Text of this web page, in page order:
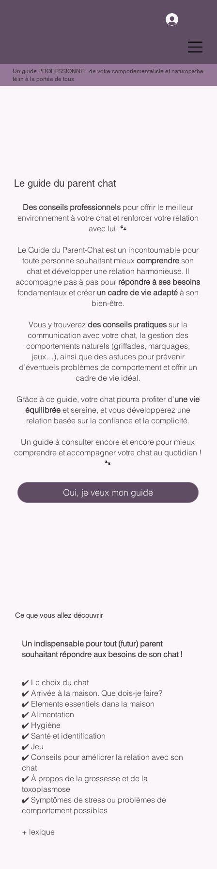
Menu
Un guide PROFESSIONNEL de votre comportementaliste et naturopathe
félin à la portée de tous
Le guide du parent chat
Des conseils professionnelspour offrir le meilleur
environnement à votre chat et renforcer votre relation
avec lui. 🐾
Le Guide du Parent-Chat est un incontournable pour
toute personne souhaitant mieux comprendreson
chat et développer une relation harmonieuse. Il
accompagne pas à pas pour répondre à ses besoins
fondamentaux et créer un cadre de vie adapté à son
bien-être.
Vous y trouverez des conseils pratiquessur la
communication avec votre chat, la gestion des
comportements naturels (griffades, marquages,
jeux…), ainsi que des astuces pour prévenir
d’éventuels problèmes de comportement et offrir un
cadre de vie idéal.
Grâce à ce guide, votre chat pourra profiter d’une vie
équilibrée et sereine, et vous développerez une
relation basée sur la confiance et la complicité.
Un guide à consulter encore et encore pour mieux
comprendre et accompagner votre chat au quotidien !
🐾
Oui, je veux mon guide
Ce que vous allez découvrir
Un indispensable pour tout (futur) parent
souhaitant répondre aux besoins de son chat !
✔️ Le choix du chat
✔️ Arrivée à la maison. Que dois-je faire?
✔️ Elements essentiels dans la maison
✔️ Alimentation
✔️ Hygiène
✔️ Santé et identification
✔️ Jeu
✔️ Conseils pour améliorer la relation avec son
chat
✔️ À propos de la grossesse et de la
toxoplasmose
✔️ Symptômes de stress ou problèmes de
comportement possibles
+ lexique